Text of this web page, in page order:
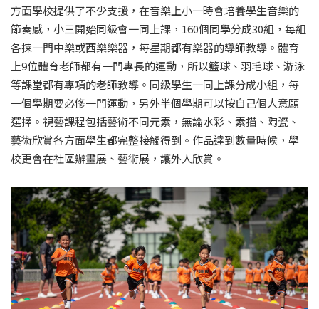
方面學校提供了不少支援，在音樂上小一時會培養學生音樂的
節奏感，小三開始同級會一同上課，160個同學分成30組，每組
各揀一門中樂或西樂樂器，每星期都有樂器的導師教導。體育
上9位體育老師都有一門專長的運動，所以籃球、羽毛球、游泳
等課堂都有專項的老師教導。同級學生一同上課分成小組，每
一個學期要必修一門運動，另外半個學期可以按自己個人意願
選擇。視藝課程包括藝術不同元素，無論水彩、素描、陶瓷、
藝術欣賞各方面學生都完整接觸得到。作品達到數量時候，學
校更會在社區辦畫展、藝術展，讓外人欣賞。